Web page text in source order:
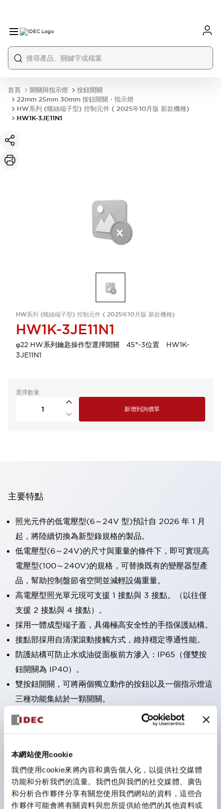
本網站使用cookie
我們使用cookie來將內容和廣告個人化，以提供社交媒體
功能和分析我們的流量。我們也與我們的社交媒體、廣告
和分析合作夥伴分享有關您使用我們網站的資料，這些合
作夥伴可能會將有關資料與您所提供給他們的其他資料或
首頁 開關與指示燈
按鈕開關
22mm 25mm 30mm 按鈕開關・指示燈
HW系列 (螺絲端子型) 控制元件 ( 2025年10月版 新款機種)
HW1K-3JE11N1
HW系列 (螺絲端子型) 控制元件 ( 2025年10月版 新款機種)
HW1K-3JE11N1
φ22 HW系列鑰匙操作型選擇開關 45°-3位置 HW1K-
3JE11N1
選擇數量
新增到詢價單
主要特點
照光元件的低電壓型(6～24V 型)預計自 2026 年 1 月
起，將陸續切換為新型錄規格的製品。
低電壓型(6～24V)的尺寸與重量的條件下，即可實現高
電壓型(100～240V)的規格，可替換既有的變壓器型產
品，幫助控制盤節省空間並減輕設備重量。
高電壓型照光單元現可支援 1 接點與 3 接點。（以往僅
支援 2 接點與 4 接點）。
採用一體成型端子蓋，具備極高安全性的手指保護結構。
接點部採用自清潔滾動接觸方式，維持穩定導通性能。
防護結構可防止水或油從面板前方滲入：IP65（僅雙按
鈕開關為 IP40）。
雙按鈕開關，可將兩個獨立動作的按鈕以及一個指示燈這
三種功能集結於一顆開關。
完整支援全球各地需求的多種電壓規格。
一顆 LED 燈泡即可呈現六種顏色（LSRD 燈泡）。以往
顏色。
支援色彩通用設計（CUD）：可清楚辨識正方平頭形指
示燈的亮燈/熄燈狀態，以及點燈時的顏色識別。
符合 ISO 3864-4 安全色規範：在危險或緊急狀況下，